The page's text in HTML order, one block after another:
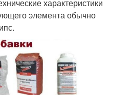
характеристики
элемента обычно